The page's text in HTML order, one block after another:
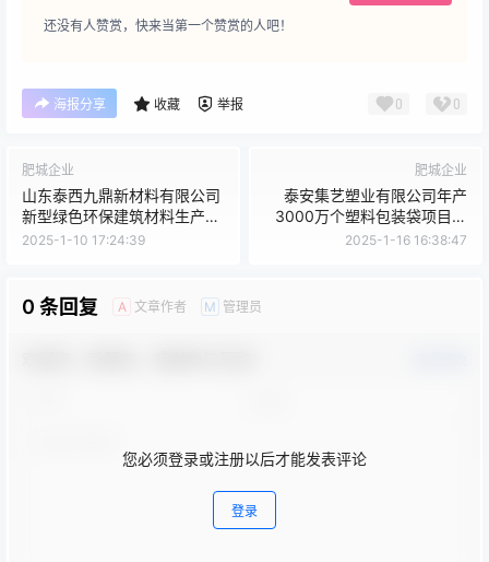
还没有人赞赏，快来当第一个赞赏的人吧！
海报分享 收藏 举报 0 0
肥城企业
山东泰西九鼎新材料有限公司
新型绿色环保建筑材料生产项
目节能验收结论公开信息
2025-1-10 17:24:39
肥城企业
泰安集艺塑业有限公司年产
3000万个塑料包装袋项目竣
工环境保护验收监测报告的公
2025-1-16 16:38:47
0 条回复 A 文章作者 M 管理员
您必须登录或注册以后才能发表评论
登录